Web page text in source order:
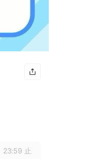
23:59 止